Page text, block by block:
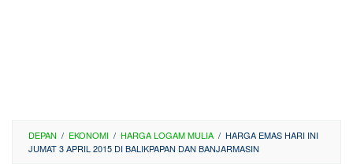
DEPAN / EKONOMI / HARGA LOGAM MULIA / HARGA EMAS HARI INI
JUMAT 3 APRIL 2015 DI BALIKPAPAN DAN BANJARMASIN